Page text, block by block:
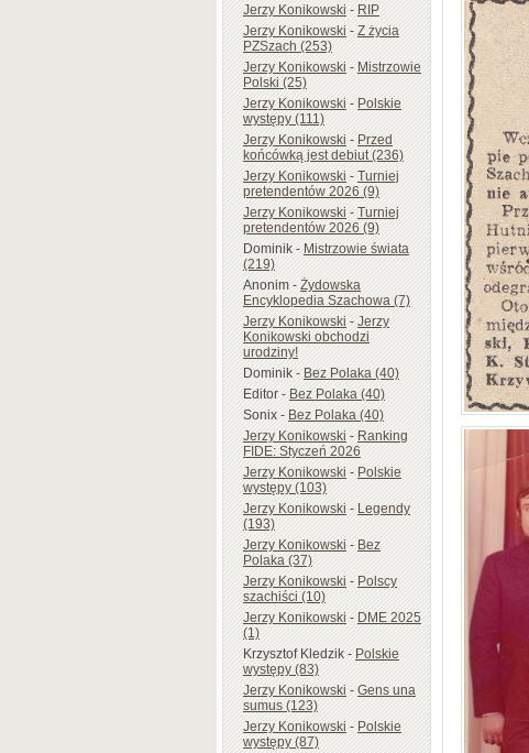
Jerzy Konikowski-RIP
Jerzy Konikowski-Z życia
PZSzach (253)
Jerzy Konikowski-Mistrzowie
Polski (25)
Jerzy Konikowski-Polskie
występy (111)
Jerzy Konikowski-Przed
końcówką jest debiut (236)
Jerzy Konikowski-Turniej
pretendentów 2026 (9)
Jerzy Konikowski-Turniej
pretendentów 2026 (9)
Dominik-Mistrzowie świata
(219)
Anonim-Żydowska
Encyklopedia Szachowa (7)
Jerzy Konikowski-Jerzy
Konikowski obchodzi
urodziny!
Dominik-Bez Polaka (40)
Editor-Bez Polaka (40)
Sonix-Bez Polaka (40)
Jerzy Konikowski-Ranking
FIDE: Styczeń 2026
Jerzy Konikowski-Polskie
występy (103)
Jerzy Konikowski-Legendy
(193)
Jerzy Konikowski-Bez
Polaka (37)
Jerzy Konikowski-Polscy
szachiści (10)
Jerzy Konikowski-DME 2025
(1)
Krzysztof Kledzik-Polskie
występy (83)
Jerzy Konikowski-Gens una
sumus (123)
Jerzy Konikowski-Polskie
występy (87)